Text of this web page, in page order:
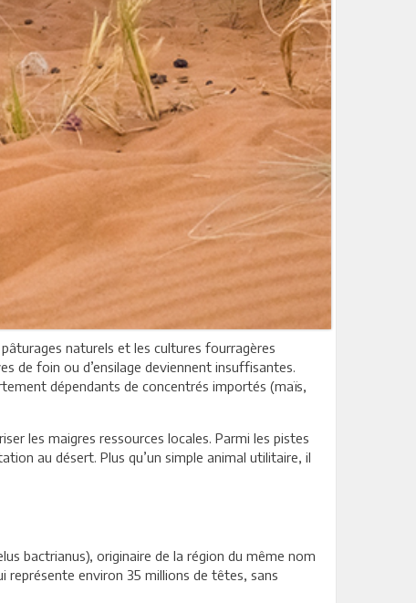
naturels et les cultures fourragères
de foin ou d’ensilage deviennent insuffisantes.
dépendants de concentrés importés (maïs,
les maigres ressources locales. Parmi les pistes
au désert. Plus qu’un simple animal utilitaire, il
bactrianus), originaire de la région du même nom
représente environ 35 millions de têtes, sans